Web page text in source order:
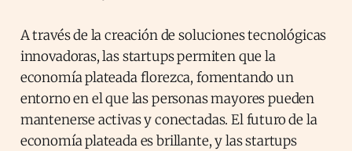
A través de la creación de soluciones tecnológicas
innovadoras, las startups permiten que la
economía plateada florezca, fomentando un
entorno en el que las personas mayores pueden
mantenerse activas y conectadas. El futuro de la
economía plateada es brillante, y las startups